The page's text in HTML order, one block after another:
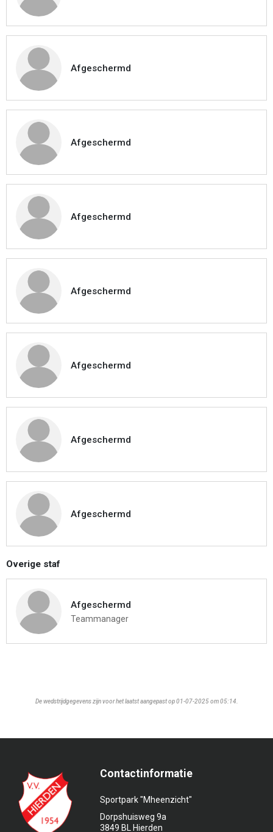
Afgeschermd
Afgeschermd
Afgeschermd
Afgeschermd
Afgeschermd
Afgeschermd
Afgeschermd
Overige staf
Afgeschermd
Teammanager
De wedstrijdgegevens zijn voor het laatst aangepast op 01-07-2025 om 05:14.
Contactinformatie
Sportpark "Mheenzicht"
Dorpshuisweg 9a
3849 BL Hierden